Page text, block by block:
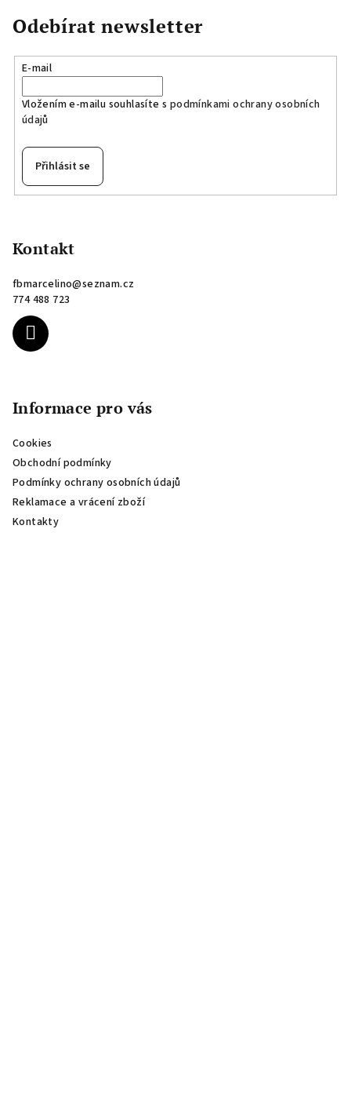
Odebírat newsletter
E-mail
Vložením e-mailu souhlasíte s podmínkami ochrany osobních
údajů
Přihlásit se
Kontakt
fbmarcelino@seznam.cz
774 488 723
Informace pro vás
Cookies
Obchodní podmínky
Podmínky ochrany osobních údajů
Reklamace a vrácení zboží
Kontakty